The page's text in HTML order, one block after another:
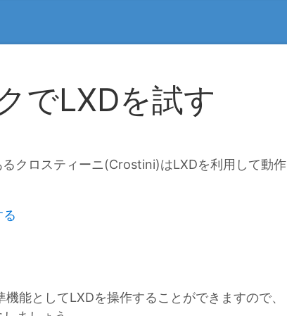
でLXDを試す
クロスティーニ(Crostini)はLXDを利用して動作
能としてLXDを操作することができますので、